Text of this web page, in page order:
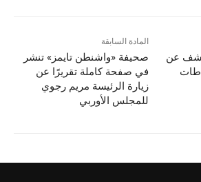
المادة السابقة
صحيفة «واشنطن تايمز» تنشر
في صفحة كاملة تقريرًا عن
زيارة الرئيسة مريم رجوي
للمجلس الأوربي
عن